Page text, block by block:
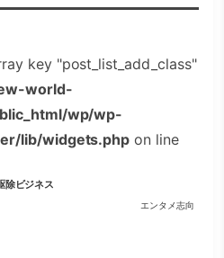
key "post_list_add_class"
world-
wp/wp-
lib/widgets.php on line
除ビジネス
エンタメ志向